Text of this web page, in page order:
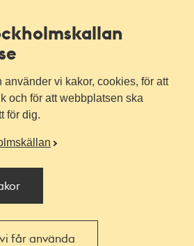
vi kakor, cookies, för att
och för att webbplatsen ska
för dig.
får använda